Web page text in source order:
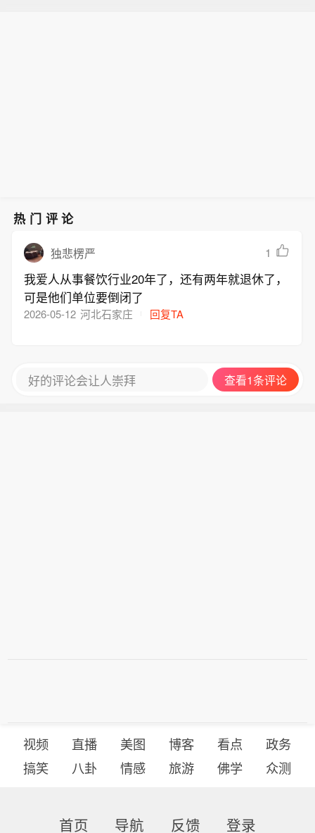
热门评论
独悲楞严 1
我爱人从事餐饮行业20年了，还有两年就退休了，
可是他们单位要倒闭了
2026-05-12 河北石家庄 回复TA
好的评论会让人崇拜 查看1条评论
视频 直播 美图 博客 看点
政务
搞笑
八卦 情感 旅游 佛学 众测
首页 导航 反馈 登录